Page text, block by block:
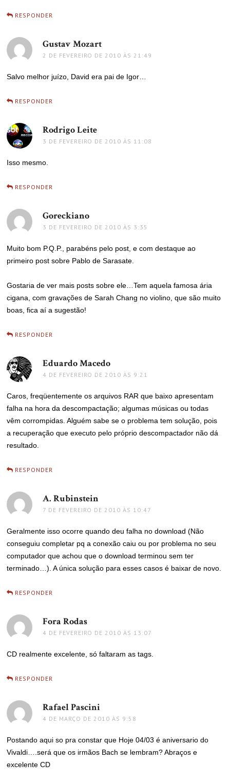
RESPONDER
Gustav Mozart
2 DE FEVEREIRO DE 2010 ÀS 21:49
Salvo melhor juízo, David era pai de Igor…
RESPONDER
Rodrigo Leite
3 DE FEVEREIRO DE 2010 ÀS 11:08
Isso mesmo.
RESPONDER
Goreckiano
3 DE FEVEREIRO DE 2010 ÀS 3:35
Muito bom P.Q.P., parabéns pelo post, e com destaque ao
primeiro post sobre Pablo de Sarasate.
Gostaria de ver mais posts sobre ele…Tem aquela famosa ária
cigana, com gravações de Sarah Chang no violino, que são muito
boas, fica aí a sugestão!
RESPONDER
Eduardo Macedo
4 DE FEVEREIRO DE 2010 ÀS 9:21
Caros, freqüentemente os arquivos RAR que baixo apresentam
falha na hora da descompactação; algumas músicas ou todas
vêm corrompidas. Alguém sabe se o problema tem solução, pois
a recuperação que executo pelo próprio descompactador não dá
resultado.
RESPONDER
A. Rubinstein
7 DE FEVEREIRO DE 2010 ÀS 10:47
Geralmente isso ocorre quando deu falha no download (Não
conseguiu completar pq a conexão caiu ou por problema no seu
computador que achou que o download terminou sem ter
terminado…). A única solução para esses casos é baixar de novo.
RESPONDER
Fora Rodas
4 DE FEVEREIRO DE 2010 ÀS 13:07
CD realmente excelente, só faltaram as tags.
RESPONDER
Rafael Pascini
4 DE MARÇO DE 2010 ÀS 9:58
Postando aqui so pra constar que Hoje 04/03 é aniversario do
Vivaldi….será que os irmãos Bach se lembram? Abraços e
excelente CD